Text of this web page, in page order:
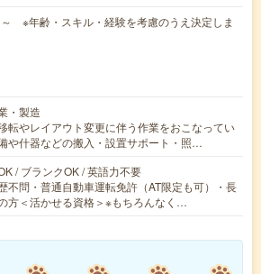
※年齢・スキル・経験を考慮のうえ決定しま
・製造
転やレイアウト変更に伴う作業をおこなってい
や什器などの搬入・設置サポート・照…
/ ブランクOK / 英語力不要
不問・普通自動車運転免許（AT限定も可）・長
方＜活かせる資格＞※もちろんなく…